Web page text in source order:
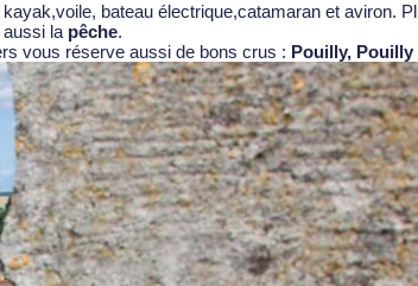
bateau électrique,catamaran et
la pêche.
vous réserve aussi de bons crus : Pouilly,